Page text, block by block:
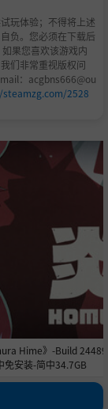
玩体验；不得将上述
负。您必须在下载后
果您喜欢该游戏内
们非常重视版权问
：acgbns666@ou
2528
Hime》-Build
免安装-简中34.7GB